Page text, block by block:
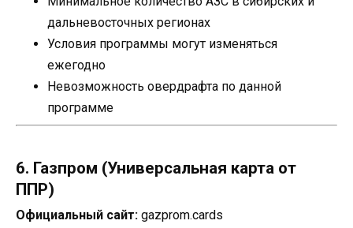
дальневосточных регионах
Условия программы могут изменяться
ежегодно
Невозможность овердрафта по данной
программе
6. Газпром (Универсальная карта от
ППР)
Официальный сайт: gazprom.cards